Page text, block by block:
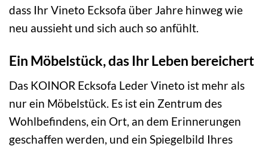
dass Ihr Vineto Ecksofa über Jahre hinweg wie
neu aussieht und sich auch so anfühlt.
Ein Möbelstück, das Ihr Leben bereichert
Das KOINOR Ecksofa Leder Vineto ist mehr als
nur ein Möbelstück. Es ist ein Zentrum des
Wohlbefindens, ein Ort, an dem Erinnerungen
geschaffen werden, und ein Spiegelbild Ihres